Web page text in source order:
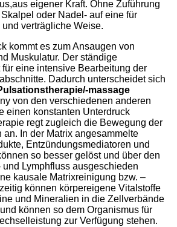
eigener Kraft. Ohne Zuführung
oder Nadel- auf eine für
verträgliche Weise.
kommt es zum Ansaugen von
Muskulatur. Der ständige
für eine intensive Bearbeitung der
Dadurch unterscheidet sich
massage
von den verschiedenen anderen
einen konstanten Unterdruck
regt zugleich die Bewegung der
In der Matrix angesammelte
Entzündungsmediatoren und
so besser gelöst und über den
Lymphfluss ausgeschieden
kausale Matrixreinigung bzw. –
können körpereigene Vitalstoffe
und Mineralien in die Zellverbände
können so dem Organismus für
zur Verfügung stehen.